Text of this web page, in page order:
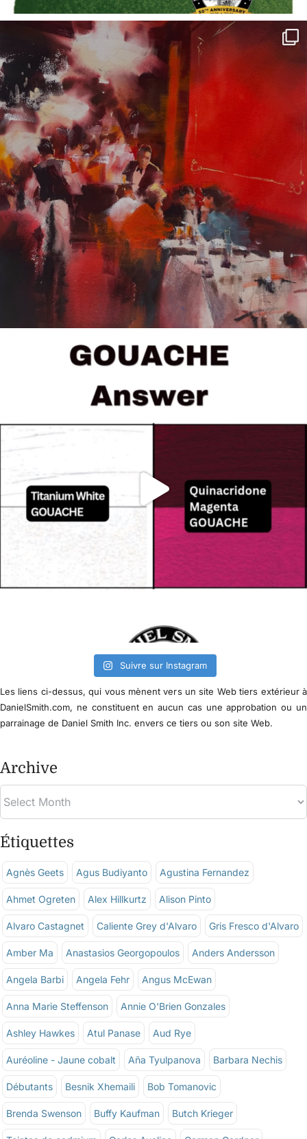
Suivre sur Instagram
Les liens ci-dessus, qui vous mènent vers un site Web tiers extérieur à
DanielSmith.com, ne constituent en aucun cas une approbation ou un
parrainage de Daniel Smith Inc. envers ce tiers ou son site Web.
Archive
Étiquettes
Agnès Geets Agus Budiyanto Agustina Fernandez
Ahmet Ogreten Alex Hillkurtz Alison Pinto
Alvaro Castagnet Caliente Grey d'Alvaro Gris Fresco d'Alvaro
Amber Ma Anastasios Georgopoulos Anders Andersson
Angela Barbi Angela Fehr Angus McEwan
Anna Marie Steffenson Annie O'Brien Gonzales
Ashley Hawkes Atul Panase Aud Rye
Auréoline - Jaune cobalt Aña Tyulpanova Barbara Nechis
Débutants Besnik Xhemaili Bob Tomanovic
Brenda Swenson Buffy Kaufman Butch Krieger